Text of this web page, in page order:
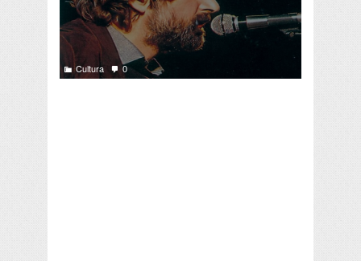
Cultura 0